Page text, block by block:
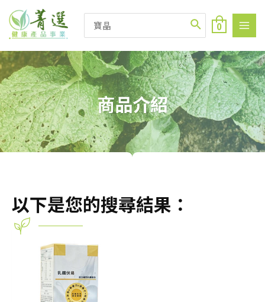
0
商品介紹
以下是您的搜尋結果：